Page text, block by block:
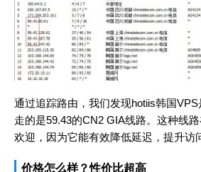
通过追踪路由，我们发现hotiis韩国VPS
走的是59.43的CN2 GIA线路。这种线
欢迎，因为它能有效降低延迟，提升访
价格怎么样？性价比超高